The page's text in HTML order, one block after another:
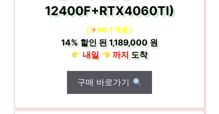
12400F+RTX4060TI)
[ NO.7 제품 ]
14%할인 된1,189,000 원
내일
까지도착
구매 바로가기